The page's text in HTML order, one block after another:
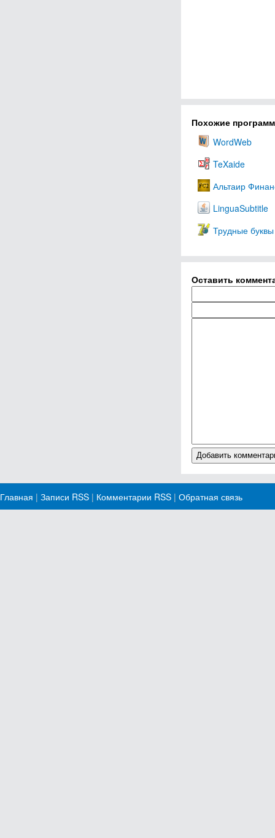
Похожие
WordWeb
TeXaide
Альтаир
LinguaSubtitle
Трудные буквы
Оставить
Главная | Записи RSS | Комментарии RSS | Обратная связь